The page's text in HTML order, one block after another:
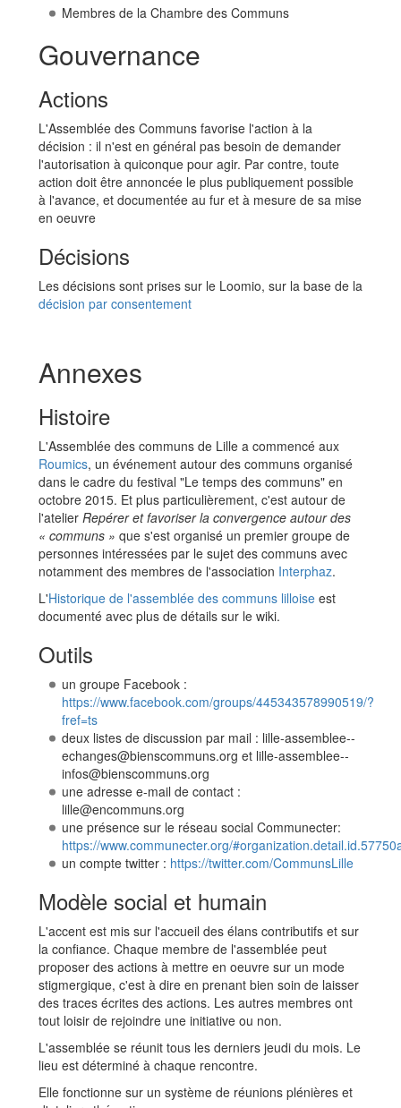
Membres de la Chambre des Communs
Gouvernance
Actions
L'Assemblée des Communs favorise l'action à la
décision : il n'est en général pas besoin de demander
l'autorisation à quiconque pour agir. Par contre, toute
action doit être annoncée le plus publiquement possible
à l'avance, et documentée au fur et à mesure de sa mise
en oeuvre
Décisions
Les décisions sont prises sur le Loomio, sur la base de la
décision par consentement
Annexes
Histoire
L'Assemblée des communs de Lille a commencé aux
Roumics, un événement autour des communs organisé
dans le cadre du festival "Le temps des communs" en
octobre 2015. Et plus particulièrement, c'est autour de
l'atelier Repérer et favoriser la convergence autour des
« communs » que s'est organisé un premier groupe de
personnes intéressées par le sujet des communs avec
notamment des membres de l'association Interphaz.
L'Historique de l'assemblée des communs lilloise est
documenté avec plus de détails sur le wiki.
Outils
un groupe Facebook :
https://www.facebook.com/groups/445343578990519/?
fref=ts
deux listes de discussion par mail : lille-assemblee--
echanges@bienscommuns.org et lille-assemblee--
infos@bienscommuns.org
une adresse e-mail de contact :
lille@encommuns.org
une présence sur le réseau social Communecter:
https://www.communecter.org/
un compte twitter : https://twitter.com/CommunsLille
Modèle social et humain
L'accent est mis sur l'accueil des élans contributifs et sur
la confiance. Chaque membre de l'assemblée peut
proposer des actions à mettre en oeuvre sur un mode
stigmergique, c'est à dire en prenant bien soin de laisser
des traces écrites des actions. Les autres membres ont
tout loisir de rejoindre une initiative ou non.
L'assemblée se réunit tous les derniers jeudi du mois. Le
lieu est déterminé à chaque rencontre.
Elle fonctionne sur un système de réunions plénières et